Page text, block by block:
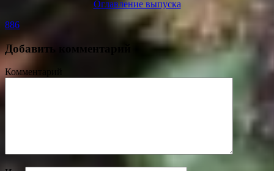
Оглавление выпуска
886
Добавить комментарий
Комментарий